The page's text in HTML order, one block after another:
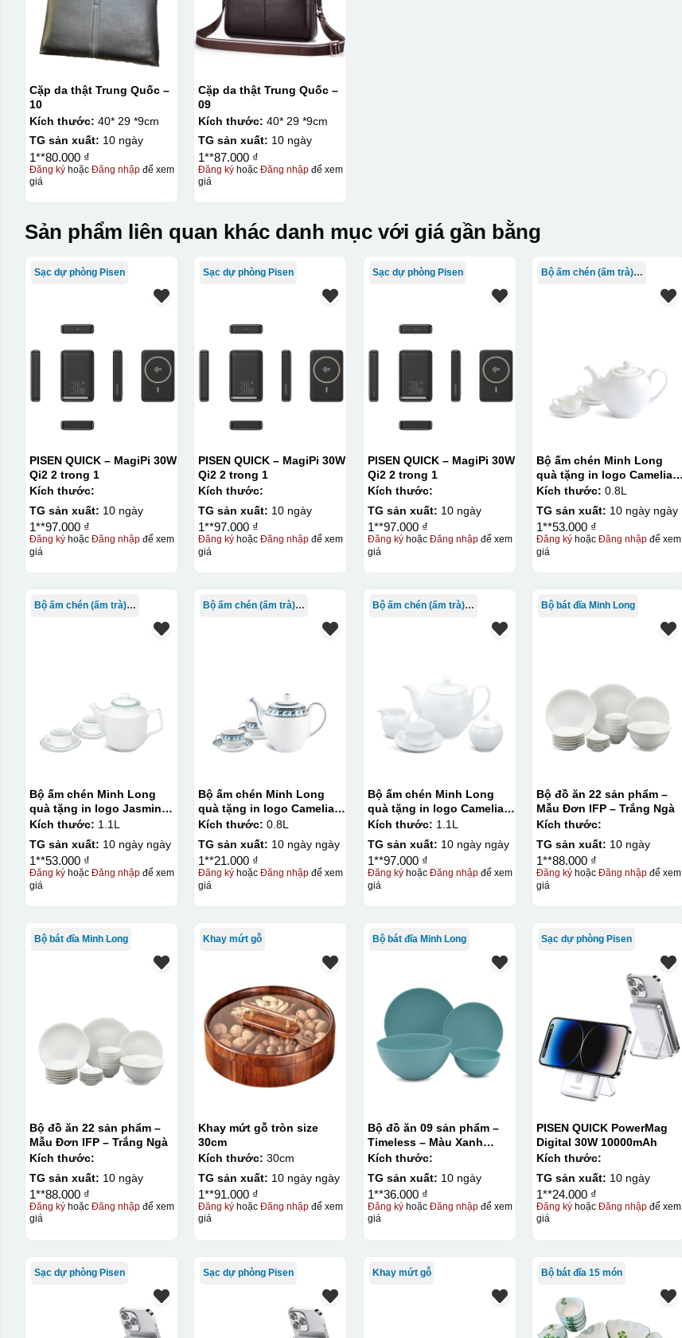
Cặp da thật Trung Quốc –
10
Kích thước: 40* 29 *9cm
TG sản xuất: 10 ngày
1**80.000 ₫
Đăng kýhoặc Đăng nhậpđể xem
giá
Cặp da thật Trung Quốc –
09
Kích thước: 40* 29 *9cm
TG sản xuất: 10 ngày
1**87.000 ₫
Đăng ký hoặcĐăng nhập để xem
giá
Sản phẩm liên quan khác danh mục với giá gần bằng
Sạc dự phòng Pisen
PISEN QUICK – MagiPi 30W
Qi2 2 trong 1
Kích thước:
TG sản xuất: 10 ngày
1**97.000 ₫
Đăng kýhoặc Đăng nhậpđể xem
giá
Sạc dự phòng Pisen
PISEN QUICK – MagiPi 30W
Qi2 2 trong 1
Kích thước:
TG sản xuất: 10 ngày
1**97.000 ₫
Đăng ký hoặcĐăng nhập để xem
giá
Sạc dự phòng Pisen
PISEN QUICK – MagiPi 30W
Qi2 2 trong 1
Kích thước:
TG sản xuất: 10 ngày
1**97.000 ₫
Đăng kýhoặc Đăng nhậpđể xem
giá
Bộ ấm chén (ấm trà) in logo
Bộ ấm chén Minh Long
quà tặng in logo Camelia
kẻ chỉ vàng 800ml KQ-
Kích thước: 0.8L
TG sản xuất: 10 ngày ngày
1**53.000 ₫
Đăng ký hoặcĐăng nhập để xem
giá
Bộ ấm chén (ấm trà) in logo
Bộ ấm chén Minh Long
quà tặng in logo Jasmine
kẻ chỉ xanh lá 1,1L KQ-
Kích thước: 1.1L
TG sản xuất: 10 ngày ngày
1**53.000 ₫
Đăng kýhoặc Đăng nhậpđể xem
giá
Bộ ấm chén (ấm trà) in logo
Bộ ấm chén Minh Long
quà tặng in logo Camelia
họa tiết lộc lạc 800ml KQ-
Kích thước: 0.8L
TG sản xuất: 10 ngày ngày
1**21.000 ₫
Đăng ký hoặcĐăng nhập để xem
giá
Bộ ấm chén (ấm trà) in logo
Bộ ấm chén Minh Long
quà tặng in logo Camelia
1,1L KQ-ACML12
Kích thước: 1.1L
TG sản xuất: 10 ngày ngày
1**97.000 ₫
Đăng kýhoặc Đăng nhậpđể xem
giá
Bộ bát đĩa Minh Long
Bộ đồ ăn 22 sản phẩm –
Mẫu Đơn IFP – Trắng Ngà
Kích thước:
TG sản xuất: 10 ngày
1**88.000 ₫
Đăng ký hoặcĐăng nhập để xem
giá
Bộ bát đĩa Minh Long
Bộ đồ ăn 22 sản phẩm –
Mẫu Đơn IFP – Trắng Ngà
Kích thước:
TG sản xuất: 10 ngày
1**88.000 ₫
Đăng kýhoặc Đăng nhậpđể xem
giá
Khay mứt gỗ
Khay mứt gỗ tròn size
30cm
Kích thước: 30cm
TG sản xuất: 10 ngày ngày
1**91.000 ₫
Đăng ký hoặcĐăng nhập để xem
giá
Bộ bát đĩa Minh Long
Bộ đồ ăn 09 sản phẩm –
Timeless – Màu Xanh
Dương
Kích thước:
TG sản xuất: 10 ngày
1**36.000 ₫
Đăng kýhoặc Đăng nhậpđể xem
giá
Sạc dự phòng Pisen
PISEN QUICK PowerMag
Digital 30W 10000mAh
Kích thước:
TG sản xuất: 10 ngày
1**24.000 ₫
Đăng ký hoặcĐăng nhập để xem
giá
Sạc dự phòng Pisen Sạc dự phòng Pisen Khay mứt gỗ Bộ bát đĩa 15 món